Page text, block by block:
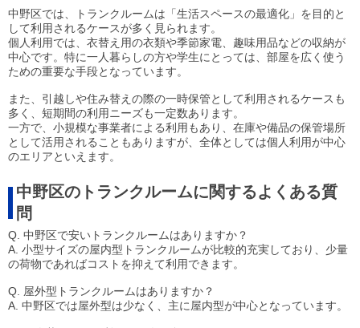
中野区では、トランクルームは「生活スペースの最適化」を目的と
して利用されるケースが多く見られます。
個人利用では、衣替え用の衣類や季節家電、趣味用品などの収納が
中心です。特に一人暮らしの方や学生にとっては、部屋を広く使う
ための重要な手段となっています。
また、引越しや住み替えの際の一時保管として利用されるケースも
多く、短期間の利用ニーズも一定数あります。
一方で、小規模な事業者による利用もあり、在庫や備品の保管場所
として活用されることもありますが、全体としては個人利用が中心
のエリアといえます。
中野区のトランクルームに関するよくある質
問
Q. 中野区で安いトランクルームはありますか？
A. 小型サイズの屋内型トランクルームが比較的充実しており、少量
の荷物であればコストを抑えて利用できます。
Q. 屋外型トランクルームはありますか？
A. 中野区では屋外型は少なく、主に屋内型が中心となっています。